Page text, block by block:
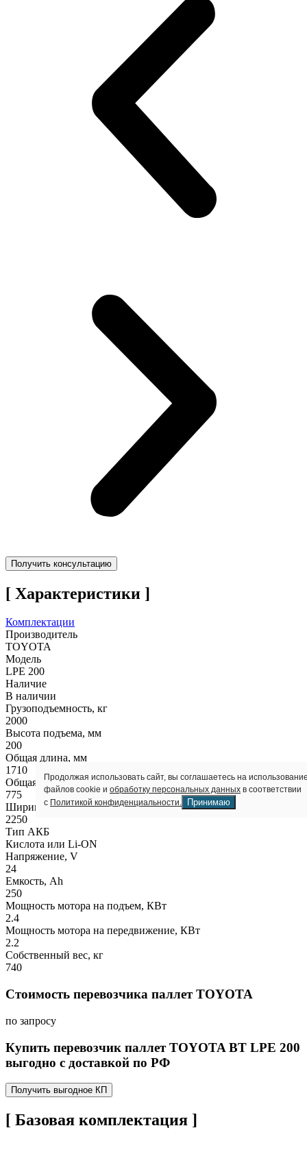
Получить консультацию
[ Характеристики ]
Комплектации
Производитель
TOYOTA
Модель
LPE 200
Наличие
В наличии
Грузоподъемность, кг
2000
Высота подъема, мм
200
Общая длина, мм
1710
Общая ширина, мм
775
Ширина рабочего коридора (AST), мм
2250
Тип АКБ
Кислота или Li-ON
Напряжение, V
24
Емкость, Ah
250
Мощность мотора на подъем, КВт
2.4
Мощность мотора на передвижение, КВт
2.2
Собственный вес, кг
740
Стоимость перевозчика паллет TOYOTA
по запросу
Купить перевозчик паллет TOYOTA BT LPE 200
выгодно с доставкой по РФ
Получить выгодное КП
[ Базовая комплектация ]
Продолжая использовать сайт, вы соглашаетесь на
файлов cookie и обработку персональных данных в соответствии
с Политикой конфиденциальности. Принимаю